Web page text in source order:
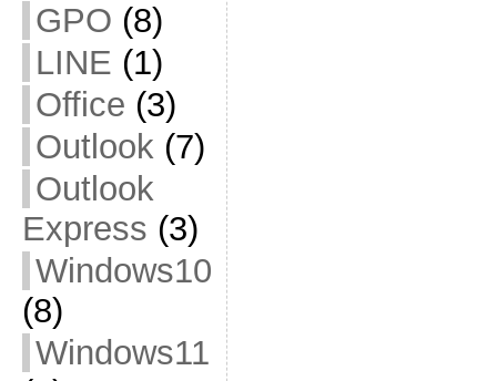
GPO (8)
LINE (1)
Office (3)
Outlook(7)
Outlook
Express (3)
Windows10
(8)
Windows11